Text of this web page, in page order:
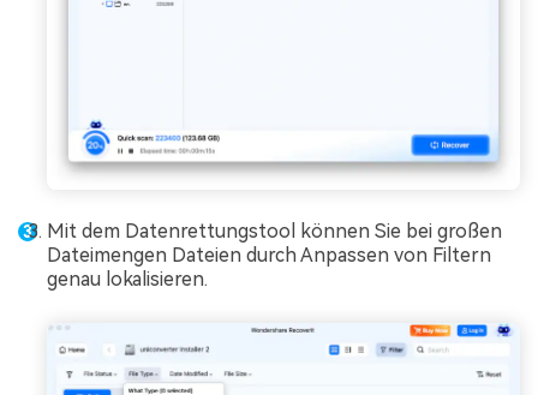
Mit dem Datenrettungstool können Sie bei großen
Dateimengen Dateien durch Anpassen von Filtern
genau lokalisieren.